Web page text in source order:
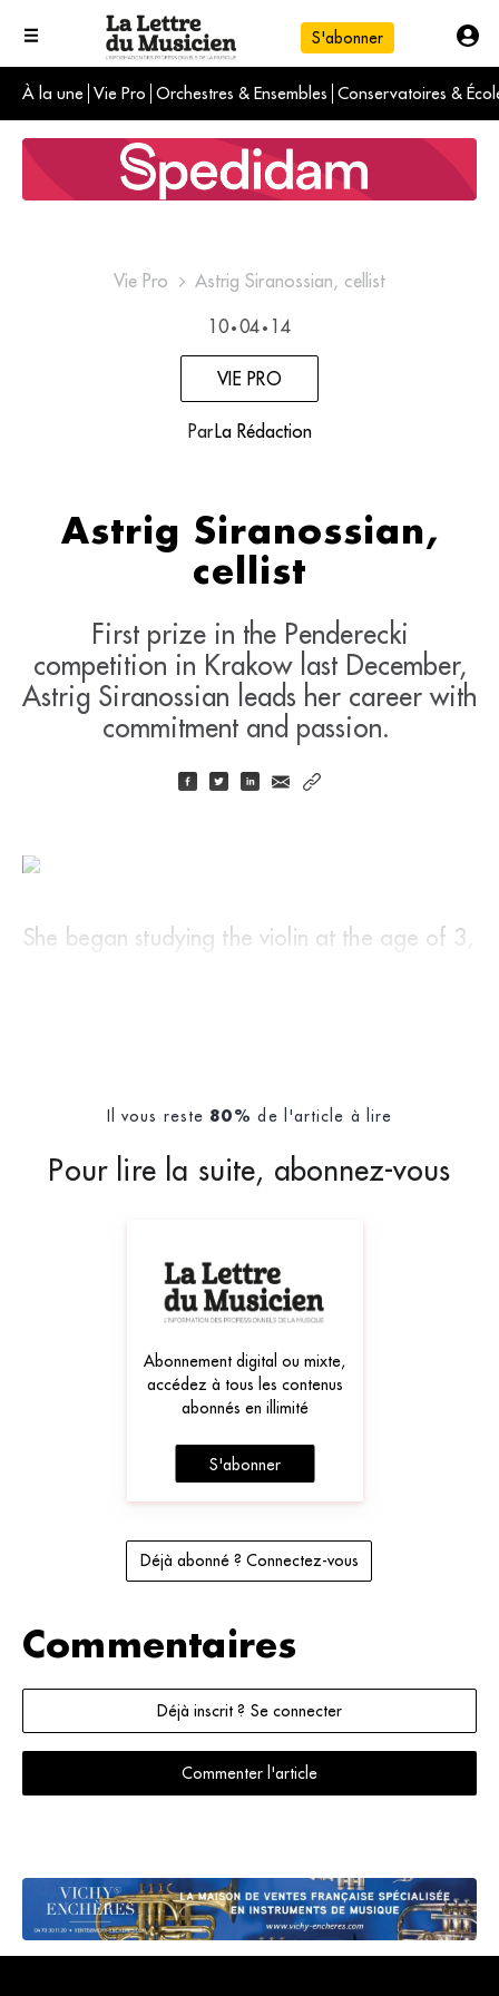
S'abonner
À la une Vie Pro Orchestres & Ensembles Conservatoires &
L'info du jour
Le numéro du mois
International
Vie Pro Astrig Siranossian, cellist
10 • 04 • 14
VIE PRO
ParLa Rédaction
Astrig Siranossian,
cellist
First prize in the Penderecki
competition in Krakow last December,
Astrig Siranossian leads her career with
commitment and passion.
She began studying the violin at the age of 3,
Il vous reste 80% de l'article à lire
Pour lire la suite, abonnez-vous
Abonnement digital ou mixte,
accédez à tous les contenus
abonnés en illimité
S'abonner
Déjà abonné ? Connectez-vous
Commentaires
Déjà inscrit ? Se connecter
Commenter l'article